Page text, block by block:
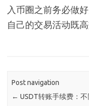
入币圈之前务必做
自己的交易活动既高
Post navigation
← USDT转账手续费：